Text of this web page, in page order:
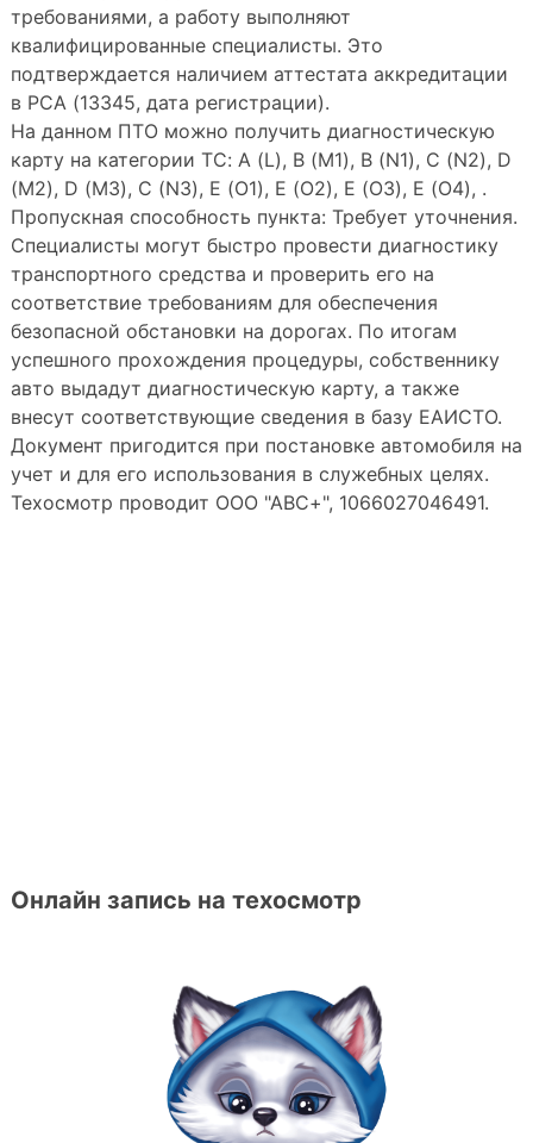
требованиями, а работу выполняют
квалифицированные специалисты. Это
подтверждается наличием аттестата аккредитации
в РСА (13345, дата регистрации).
На данном ПТО можно получить диагностическую
карту на категории ТС: A (L), B (M1), B (N1), C (N2), D
(M2), D (M3), C (N3), E (O1), E (O2), E (O3), E (O4), .
Пропускная способность пункта: Требует уточнения.
Специалисты могут быстро провести диагностику
транспортного средства и проверить его на
соответствие требованиям для обеспечения
безопасной обстановки на дорогах. По итогам
успешного прохождения процедуры, собственнику
авто выдадут диагностическую карту, а также
внесут соответствующие сведения в базу ЕАИСТО.
Документ пригодится при постановке автомобиля на
учет и для его использования в служебных целях.
Техосмотр проводит ООО "АВС+", 1066027046491.
Онлайн запись на техосмотр